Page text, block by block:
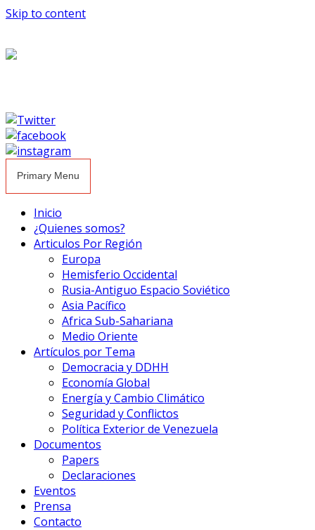
Skip to content
Primary Menu
Inicio
¿Quienes somos?
Articulos Por Región
Europa
Hemisferio Occidental
Rusia-Antiguo Espacio Soviético
Asia Pacífico
Africa Sub-Sahariana
Medio Oriente
Artículos por Tema
Democracia y DDHH
Economía Global
Energía y Cambio Climático
Seguridad y Conflictos
Política Exterior de Venezuela
Documentos
Papers
Declaraciones
Eventos
Prensa
Contacto